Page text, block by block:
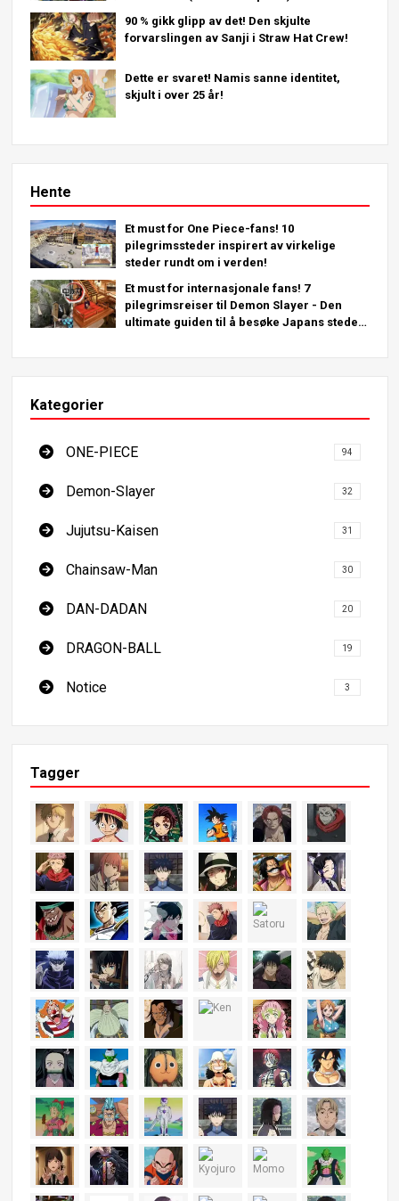
90 % gikk glipp av det! Den skjulte
forvarslingen av Sanji i Straw Hat Crew!
Dette er svaret! Namis sanne identitet,
skjult i over 25 år!
Hente
Et must for One Piece-fans! 10
pilegrimssteder inspirert av virkelige
steder rundt om i verden!
Et must for internasjonale fans! 7
pilegrimsreiser til Demon Slayer - Den
ultimate guiden til å besøke Japans steder
Kategorier
ONE-PIECE 94
Demon-Slayer 32
Jujutsu-Kaisen 31
Chainsaw-Man 30
DAN-DADAN 20
DRAGON-BALL 19
Notice 3
Tagger